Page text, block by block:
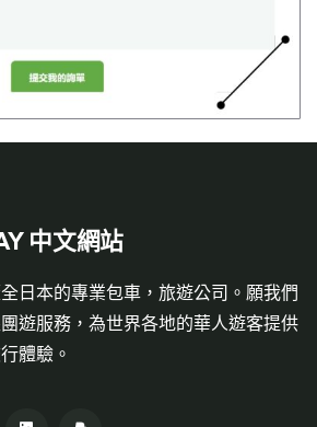
中文網站
日本的專業包車，旅遊公司。願我們
遊服務，為世界各地的華人遊客提供
體驗。